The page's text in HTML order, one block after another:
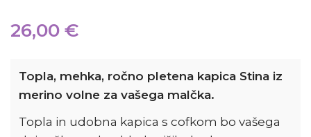
26,00 €
Topla, mehka, ročno pletena kapica Stina iz
merino volne za vašega malčka.
Topla in udobna kapica s cofkom bo vašega